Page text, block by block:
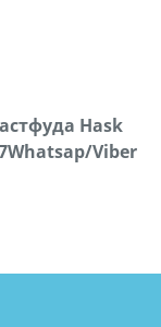
Hask
Viber
30 57